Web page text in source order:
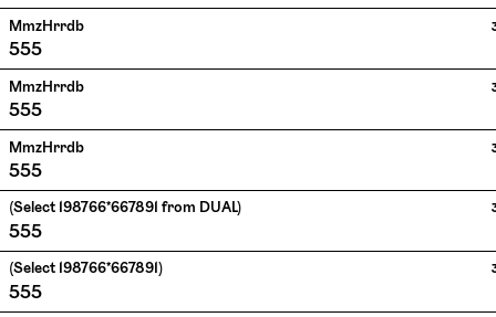
MmzHrrdb
555
MmzHrrdb
555
MmzHrrdb
555
(select 198766*667891 from DUAL)
555
(select 198766*667891)
555